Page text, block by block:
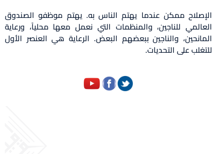
الإصلاح ممكن عندما يهتم الناس به. يهتم موظفو الصندوق
العالمي للناجين، والمنظمات التي نعمل معها محلياً، ورعاية
المانحين، والناجين ببعضهم البعض. الرعاية هي العنصر الأول
للتغلب على التحديات.